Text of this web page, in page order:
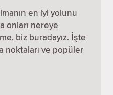
en iyi yolunu
onları nereye
biz buradayız. İşte
noktaları ve popüler